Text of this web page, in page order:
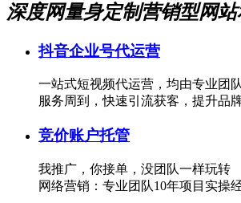
深度网量身定制营销型网
抖音企业号代运营
一站式短视频代运营，均由专业团
服务周到，快速引流获客，提升品
竞价账户托管
我推广，你接单，没团队一样玩转
网络营销：专业团队10年项目实操